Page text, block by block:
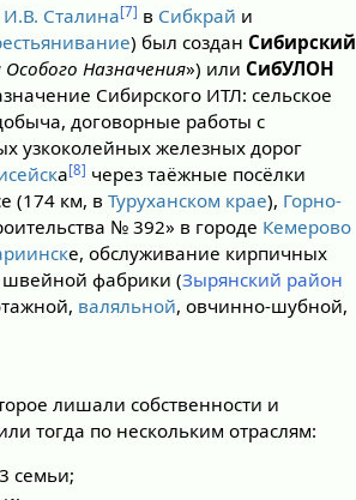
И.В. Сталина[7] в Сибкрай и
) был создан Сибирский
Назначения») или СибУЛОН
Сибирского ИТЛ: сельское
договорные работы с
узкоколейных железных дорог
а[8] через таёжные посёлки
(174 км, вТуруханском крае), Горно-
№ 392» в городе Кемерово
е, обслуживание кирпичных
швейной фабрики (Зырянский район
валяльной, овчинно-шубной,
лишали собственности и
тогда по нескольким отраслям:
семьи;